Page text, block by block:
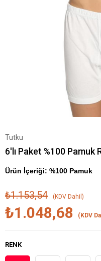
Tutku
6'lı Paket %100 Pamuk
Ürün İçeriği: %100 Pamuk
₺1.153,54 (KDV Dahil)
₺1.048,68 (KDV
RENK